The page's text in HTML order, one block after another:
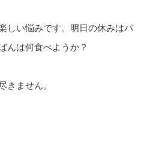
しい悩みです。明日の休みはパ
んは何食べようか？
きません。